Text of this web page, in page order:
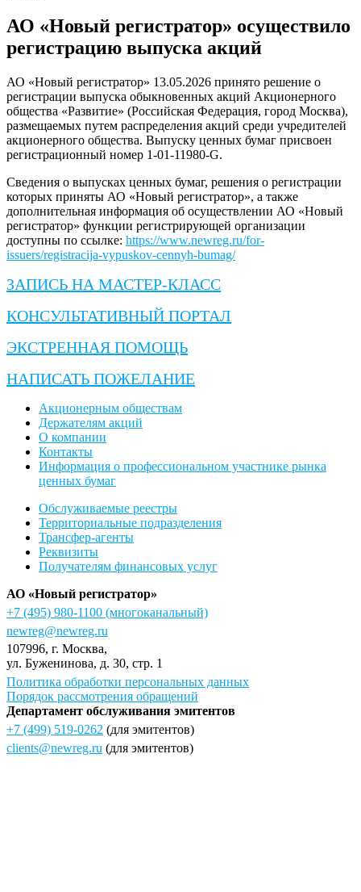
АО «Новый регистратор» осуществило
регистрацию выпуска акций
АО «Новый регистратор» 13.05.2026 принято решение о
регистрации выпуска обыкновенных акций Акционерного
общества «Развитие» (Российская Федерация, город Москва),
размещаемых путем распределения акций среди учредителей
акционерного общества. Выпуску ценных бумаг присвоен
регистрационный номер 1-01-11980-G.
Сведения о выпусках ценных бумаг, решения о регистрации
которых приняты АО «Новый регистратор», а также
дополнительная информация об осуществлении АО «Новый
регистратор» функции регистрирующей организации
доступны по ссылке: https://www.newreg.ru/for-
issuers/registracija-vypuskov-cennyh-bumag/
ЗАПИСЬ НА МАСТЕР-КЛАСС
КОНСУЛЬТАТИВНЫЙ ПОРТАЛ
ЭКСТРЕННАЯ ПОМОЩЬ
НАПИСАТЬ ПОЖЕЛАНИЕ
Акционерным обществам
Держателям акций
О компании
Контакты
Информация о профессиональном участнике рынка
ценных бумаг
Обслуживаемые реестры
Территориальные подразделения
Трансфер-агенты
Реквизиты
Получателям финансовых услуг
АО «Новый регистратор»
+7 (495) 980-1100 (многоканальный)
newreg@newreg.ru
107996, г. Москва,
ул. Буженинова, д. 30, стр. 1
Политика обработки персональных данных
Порядок рассмотрения обращений
Департамент обслуживания эмитентов
+7 (499) 519-0262 (для эмитентов)
clients@newreg.ru (для эмитентов)